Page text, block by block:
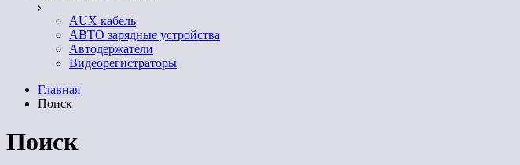
AUX кабель
АВТО зарядные устройства
Автодержатели
Видеорегистраторы
Главная
Поиск
Поиск